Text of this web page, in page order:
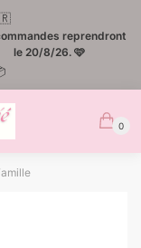
reprendront
le 20/8/26. 🩷
0